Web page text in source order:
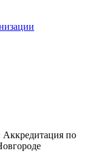
Аккредитация по